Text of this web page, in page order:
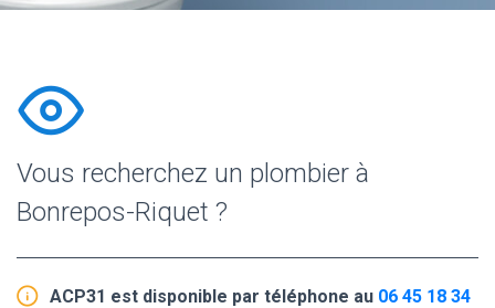
Vous recherchez un plombier à
Bonrepos-Riquet ?
ACP31 est disponible par téléphone au 06 45 18 34